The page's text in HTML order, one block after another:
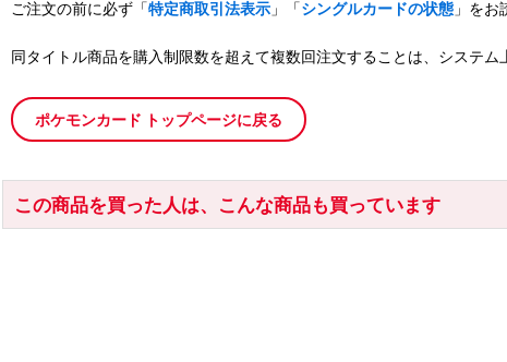
ご注文の前に必ず「特定商取引法表示 」「シングルカードの状態 」をお
同タイトル商品を購入制限数を超えて複数回注文することは、システ
ポケモンカード トップページに戻る
この商品を買った人は、こんな商品も買っています